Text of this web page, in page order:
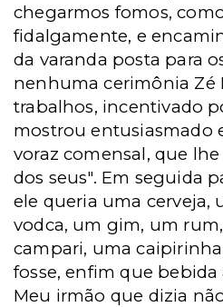
chegarmos fomos,
fidalgamente, e
da varanda posta para
nenhuma cerimônia Zé
trabalhos, incentivado
mostrou entusiasmado
voraz comensal, que
dos seus". Em seguida
ele queria uma cerveja,
vodca, um gim, um
campari, uma
fosse, enfim que bebida
Meu irmão que dizia